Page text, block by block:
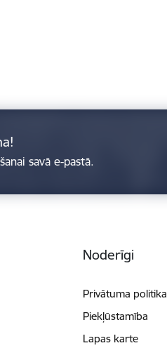
savā e-pastā.
Noderīgi
Privātuma politika
Piekļūstamība
Lapas karte